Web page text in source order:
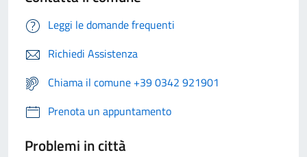
Leggi le domande frequenti
Richiedi Assistenza
Chiama il comune +39 0342 921901
Prenota un appuntamento
Problemi in città